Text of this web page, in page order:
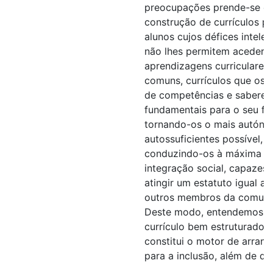
preocupações prende-se
construção de currículos
alunos cujos défices
não lhes permitem aceder
aprendizagens curriculares
comuns, currículos que os
de competências e saberes
fundamentais para o seu
tornando-os o mais
autossuficientes possível,
conduzindo-os à máxima
integração social, capazes
atingir um estatuto igual
outros membros da
Deste modo, entendemos
currículo bem estruturado
constitui o motor de
para a inclusão, além de